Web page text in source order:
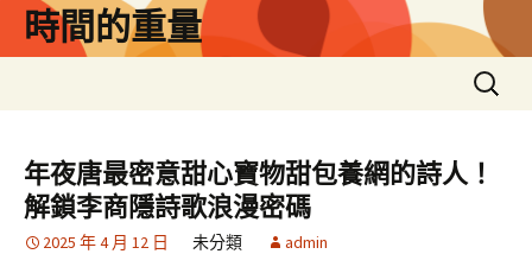
時間的重量
搜
尋
鍵
字:
年夜唐最密意甜心寶物甜包養網的詩人！
解鎖李商隱詩歌浪漫密碼
2025 年 4 月 12 日 未分類 admin